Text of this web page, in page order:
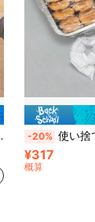
-20% 使い捨て 透明 フードカバー 50個入り、
¥317
概算